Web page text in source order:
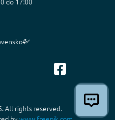
€
All rights reserved.